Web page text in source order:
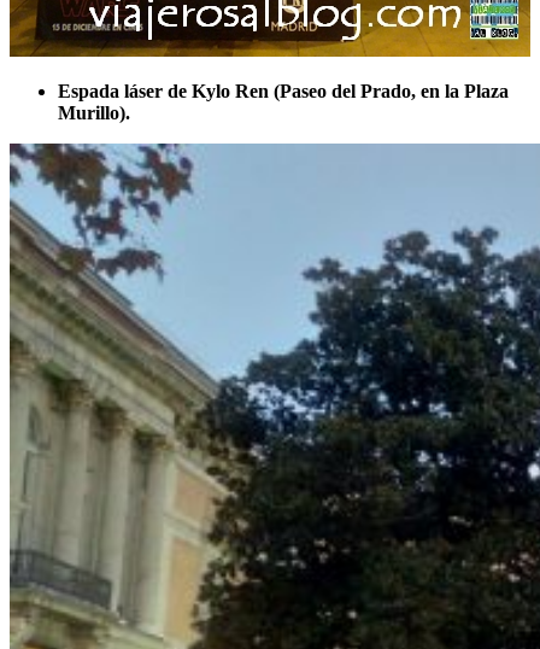
Espada láser de Kylo Ren (Paseo del Prado, en la Plaza
Murillo).